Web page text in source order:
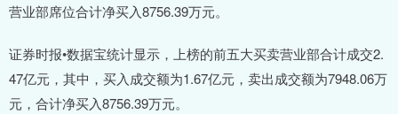
营业部席位合计净买入8756.39万元。
证券时报•数据宝统计显示，上榜的前五大买卖营业部合计成交2.
47亿元，其中，买入成交额为1.67亿元，卖出成交额为7948.06万
元，合计净买入8756.39万元。